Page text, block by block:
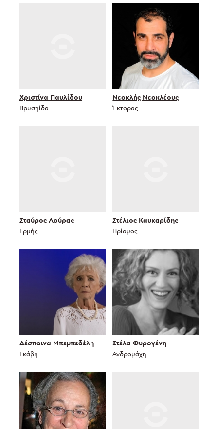
Χριστίνα Παυλίδου
Βρυσηίδα
Νεοκλής Νεοκλέους
Έκτορας
Σταύρος Λούρας
Ερμής
Στέλιος Καυκαρίδης
Πρίαμος
Δέσποινα Μπεμπεδέλη
Εκάβη
Στέλα Φυρογένη
Ανδρομάχη